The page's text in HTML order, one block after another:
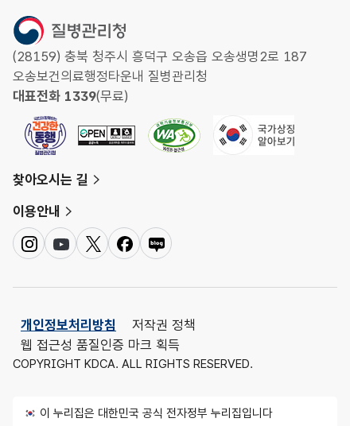
(28159) 충북 청주시 흥덕구 오송읍 오송생명2로 187
오송보건의료행정타운내 질병관리청
대표전화 1339(무료)
찾아오시는 길
이용안내
인
스
램
유
튜
트
위
페
이
네
이
로
그
개인정보처리방침
저작권 정책
웹 접근성 품질인증 마크 획득
COPYRIGHT KDCA. ALL RIGHTS RESERVED.
이 누리집은 대한민국 공식 전자정부 누리집입니다